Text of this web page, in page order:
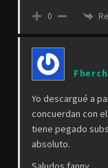
0
Yo descargué a
concuerdan con
tiene pegado
absoluto.